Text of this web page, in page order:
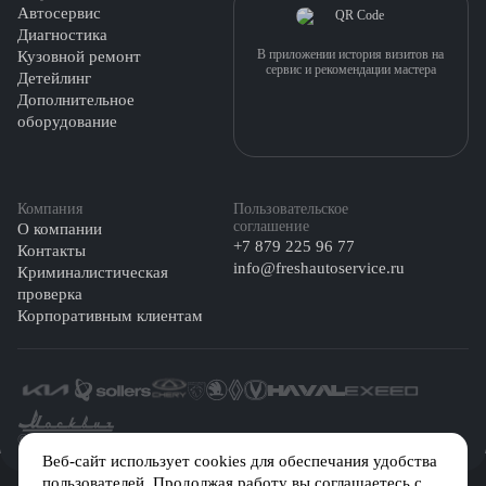
Веб-сайт использует cookies для обеспечания удобства
Автосервис
Диагностика
Кузовной ремонт
Детейлинг
Дополнительное
оборудование
Компания
О компании
Контакты
Криминалистическая
проверка
Корпоративным клиентам
Пользовательское
соглашение
+7 879 225 96 77
info@freshautoservice.ru
В приложении история визитов на
сервис и рекомендации мастера
©️ 2026 Fresh Auto